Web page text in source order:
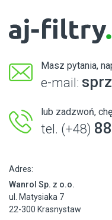
Masz pytania,
e-mail:
lub zadzwoń,
tel. (+48)
Adres:
Wanrol Sp. z o.o.
ul. Matysiaka 7
22-300 Krasnystaw